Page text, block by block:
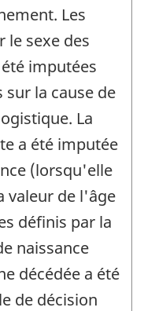
Les
le sexe des
imputées
la cause de
La
a été imputée
(lorsqu'elle
valeur de l'âge
définis par la
naissance
décédée a été
de décision